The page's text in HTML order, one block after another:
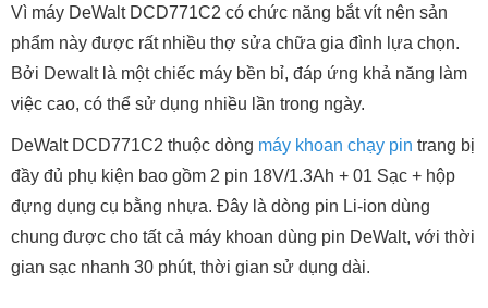
Vì máy DeWalt DCD771C2 có chức năng bắt vít nên sản
phẩm này được rất nhiều thợ sửa chữa gia đình lựa chọn.
Bởi Dewalt là một chiếc máy bền bỉ, đáp ứng khả năng làm
việc cao, có thể sử dụng nhiều lần trong ngày.
DeWalt DCD771C2 thuộc dòng máy khoan chạy pin trang bị
đầy đủ phụ kiện bao gồm 2 pin 18V/1.3Ah + 01 Sạc + hộp
đựng dụng cụ bằng nhựa. Đây là dòng pin Li-ion dùng
chung được cho tất cả máy khoan dùng pin DeWalt, với thời
gian sạc nhanh 30 phút, thời gian sử dụng dài.